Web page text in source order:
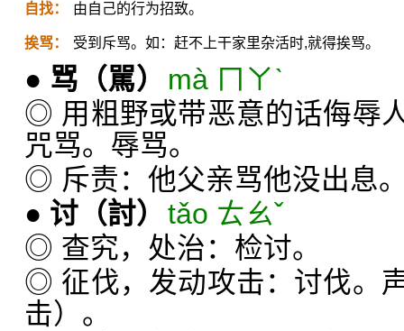
自找： 由自己的行为招致。
挨骂： 受到斥骂。如：赶不上干家里杂活时,就得挨骂。
● 骂 （駡）
mà ㄇㄚˋ
◎ 用粗野或带恶意的话侮辱
咒骂。辱骂。
◎ 斥责：他父亲骂他没出息
● 讨 （討） tǎo ㄊㄠˇ
◎ 查究，处治：检讨。
◎ 征伐，发动攻击：讨伐。
击）。